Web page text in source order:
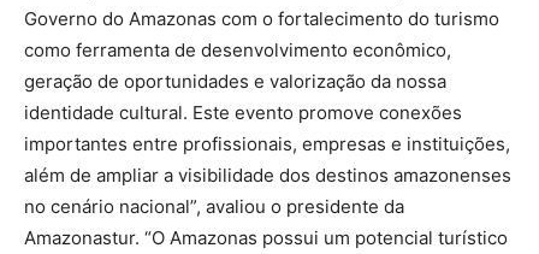
Governo do Amazonas com o fortalecimento do turismo
como ferramenta de desenvolvimento econômico,
geração de oportunidades e valorização da nossa
identidade cultural. Este evento promove conexões
importantes entre profissionais, empresas e instituições,
além de ampliar a visibilidade dos destinos amazonenses
no cenário nacional”, avaliou o presidente da
Amazonastur. “O Amazonas possui um potencial turístico